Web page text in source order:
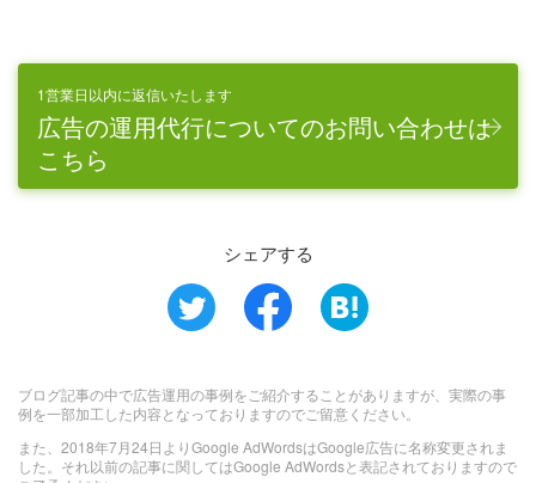
1営業日以内に返信いたします
広告の運用代行についてのお問い合わせは
こちら
シェアする
ブログ記事の中で広告運用の事例をご紹介することがありますが、実際の事
例を一部加工した内容となっておりますのでご留意ください。
また、2018年7月24日よりGoogle AdWordsはGoogle広告に名称変更されま
した。それ以前の記事に関してはGoogle AdWordsと表記されておりますので